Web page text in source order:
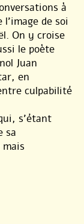
à
de soi
On y croise
le poète
Juan
en
culpabilité
s’étant
sa